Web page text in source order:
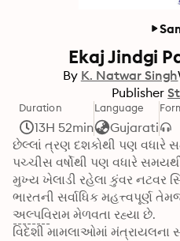
Ekaj Jindgi
By K. Natwar Singh
Publisher
Duration
13H 52min
Language
Gujarati
છેલ્લાં ત્રણ દશકોથી પણ
પચ્ચીસ વર્ષોથી પણ વધારે
મુખ્ય ખેલાડી રહેલા કુંવર નટવર
ભારતની સર્વાધિક
અલ્પવિરામ મેળવતા રહ્યા છે.
વિદેશી મામલાઓમાં મંત્રાયલના
--------